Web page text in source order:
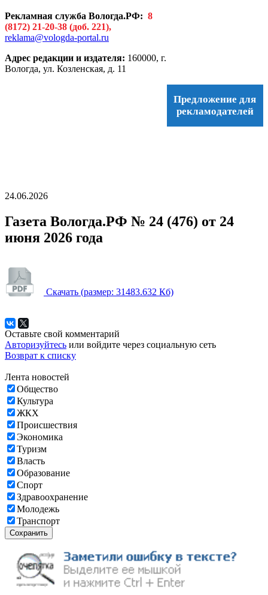
Рекламная служба Вологда.РФ: 8
(8172) 21-20-38 (доб. 221),
reklama@vologda-portal.ru
Адрес редакции и издателя: 160000, г.
Вологда, ул. Козленская, д. 11
Предложение для
рекламодателей
24.06.2026
Газета Вологда.РФ № 24 (476) от 24
июня 2026 года
Скачать (размер: 31483.632 Кб)
Оставьте свой комментарий
Авторизуйтесь или войдите через социальную сеть
Возврат к списку
Лента новостей
Общество
Культура
ЖКХ
Происшествия
Экономика
Туризм
Власть
Образование
Спорт
Здравоохранение
Молодежь
Транспорт
Сохранить